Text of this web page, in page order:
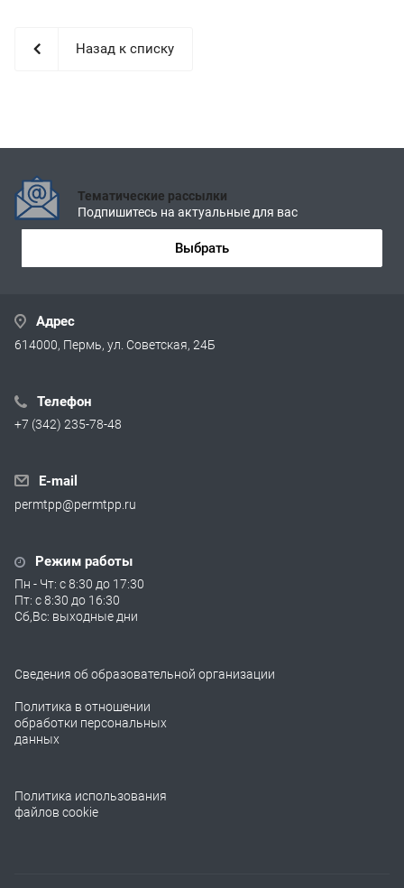
Назад к списку
Тематические рассылки
Подпишитесь на актуальные для вас
Выбрать
Адрес
614000, Пермь, ул. Советская, 24Б
Телефон
+7 (342) 235-78-48
E-mail
permtpp@permtpp.ru
Режим работы
Пн - Чт: с 8:30 до 17:30
Пт: с 8:30 до 16:30
Сб,Вс: выходные дни
Сведения об образовательной организации
Политика в отношении
обработки персональных
данных
Политика использования
файлов cookie